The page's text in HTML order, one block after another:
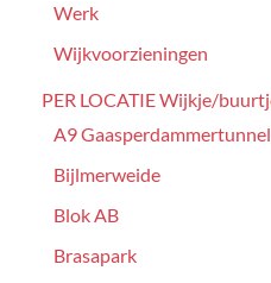
Werk
Wijkvoorzieningen
PER LOCATIE Wijkje/
A9 Gaasperdammertunnel
Bijlmerweide
Blok AB
Brasapark